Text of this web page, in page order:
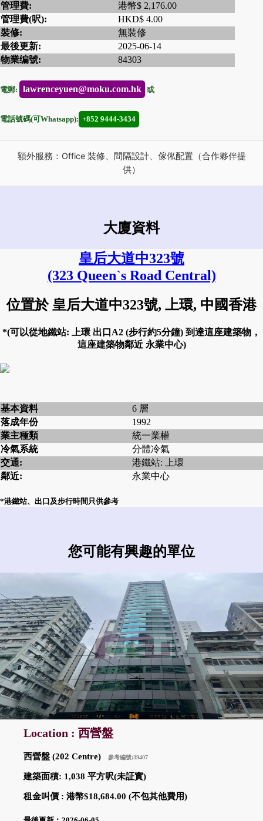
管理費:
港幣$ 2,176.00
管理費(呎):
HKD$ 4.00
裝修:
無裝修
最後更新:
2025-06-14
物業编號:
84303
電郵: lawrenceyuen@moku.com.hk 或
電話號碼(可Whatsapp): +852 9444-3434
額外服務：Office 裝修、間隔設計、傢俬配置（合作夥伴提
供）
大廈資料
皇后大道中323號
(323 Queen`s Road Central)
位置於 皇后大道中323號, 上環, 中國香港
*(可以從地鐵站: 上環 出口A2 (步行約5分鐘) 到達這座建築物，
這座建築物鄰近 永業中心)
基本資料
6 層
落成年份
1992
業主種類
統一業權
冷氣系統
分體冷氣
交通:
港鐵站: 上環
鄰近:
永業中心
*港鐵站、出口及步行時間只供參考
您可能有興趣的單位
Location : 西營盤
西營盤 (202 Centre) 參考編號:39407
建築面積: 1,038 平方呎(未証實)
租金叫價 : 港幣$18,684.00 (不包其他費用)